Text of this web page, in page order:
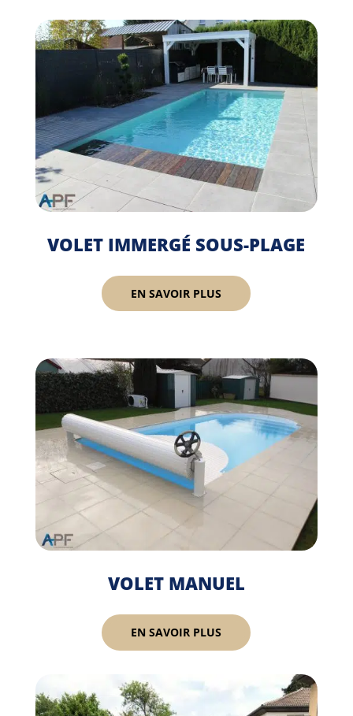
VOLET IMMERGÉ SOUS-PLAGE
EN SAVOIR PLUS
VOLET MANUEL
EN SAVOIR PLUS